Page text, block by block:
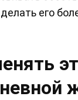
его